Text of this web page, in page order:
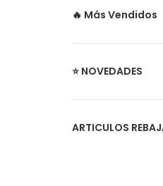
🔥 Más Vendidos
⭐ NOVEDADES
ARTICULOS